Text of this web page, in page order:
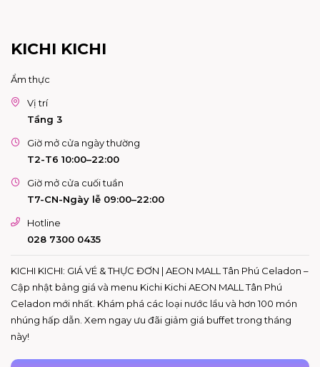
KICHI KICHI
Ẩm thực
Vị trí
Tầng 3
Giờ mở cửa ngày thường
T2-T6 10:00–22:00
Giờ mở cửa cuối tuần
T7-CN-Ngày lễ 09:00–22:00
Hotline
028 7300 0435
KICHI KICHI: GIÁ VÉ & THỰC ĐƠN | AEON MALL Tân Phú Celadon –
Cập nhật bảng giá và menu Kichi Kichi AEON MALL Tân Phú
Celadon mới nhất. Khám phá các loại nước lẩu và hơn 100 món
nhúng hấp dẫn. Xem ngay ưu đãi giảm giá buffet trong tháng
này!